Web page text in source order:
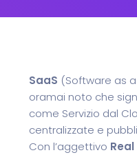
SaaS (Software as
oramai noto che
come Servizio dal
centralizzate e
Con l’aggettivo Real